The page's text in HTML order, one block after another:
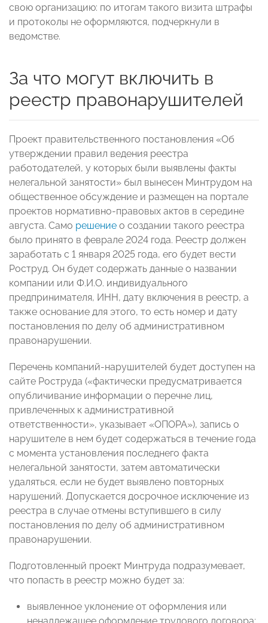
свою организацию: по итогам такого визита штрафы
и протоколы не оформляются, подчеркнули в
ведомстве.
За что могут включить в
реестр правонарушителей
Проект правительственного постановления «Об
утверждении правил ведения реестра
работодателей, у которых были выявлены факты
нелегальной занятости» был вынесен Минтрудом на
общественное обсуждение и размещен на портале
проектов нормативно-правовых актов в середине
августа. Само решение о создании такого реестра
было принято в феврале 2024 года. Реестр должен
заработать с 1 января 2025 года, его будет вести
Роструд. Он будет содержать данные о названии
компании или Ф.И.О. индивидуального
предпринимателя, ИНН, дату включения в реестр, а
также основание для этого, то есть номер и дату
постановления по делу об административном
правонарушении.
Перечень компаний-нарушителей будет доступен на
сайте Роструда («фактически предусматривается
опубличивание информации о перечне лиц,
привлеченных к административной
ответственности», указывает «ОПОРА»), запись о
нарушителе в нем будет содержаться в течение года
с момента установления последнего факта
нелегальной занятости, затем автоматически
удаляться, если не будет выявлено повторных
нарушений. Допускается досрочное исключение из
реестра в случае отмены вступившего в силу
постановления по делу об административном
правонарушении.
Подготовленный проект Минтруда подразумевает,
что попасть в реестр можно будет за:
выявленное уклонение от оформления или